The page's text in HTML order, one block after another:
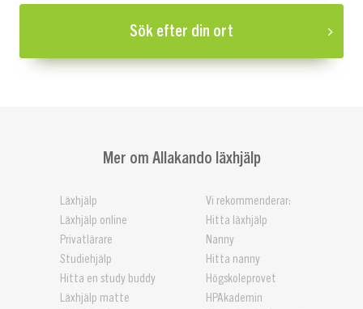
Sök efter din ort
Mer om Allakando läxhjälp
Läxhjälp
Läxhjälp online
Privatlärare
Studiehjälp
Hitta en study buddy
Läxhjälp matte
Vi rekommenderar:
Hitta läxhjälp
Nanny
Hitta nanny
Högskoleprovet
HPAkademin